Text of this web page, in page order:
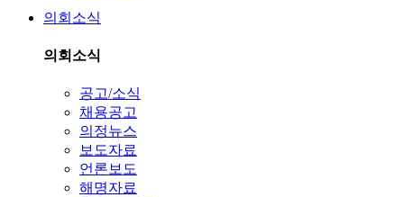
의회소식
의회소식
공고/소식
채용공고
의정뉴스
보도자료
언론보도
해명자료